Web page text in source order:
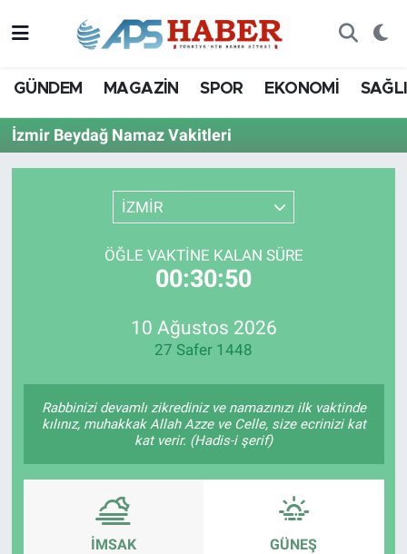
GÜNDEM MAGAZİN SPOR EKONOMİ
İzmir Beydağ Namaz Vakitleri
İZMİR
ÖĞLE VAKTINE KALAN SÜRE
00:30:50
10 Ağustos 2026
27 Safer 1448
Rabbinizi devamlı zikrediniz ve namazınızı ilk vaktinde
kılınız, muhakkak Allah Azze ve Celle, size ecrinizi kat
kat verir. (Hadis-i şerif)
İMSAK GÜNEŞ